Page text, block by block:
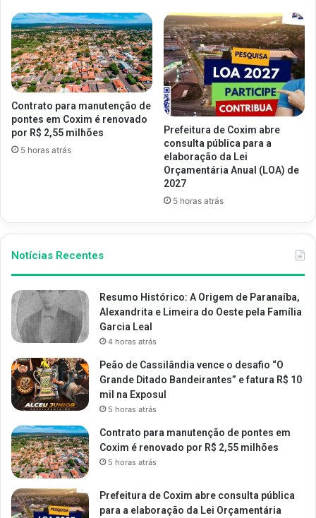
Contrato para manutenção de
pontes em Coxim é renovado
por R$ 2,55 milhões
5 horas atrás
Prefeitura de Coxim abre
consulta pública para a
elaboração da Lei
Orçamentária Anual (LOA) de
2027
5 horas atrás
Notícias Recentes
Resumo Histórico: A Origem de Paranaíba,
Alexandrita e Limeira do Oeste pela Família
Garcia Leal
4 horas atrás
Peão de Cassilândia vence o desafio “O
Grande Ditado Bandeirantes” e fatura R$ 10
mil na Exposul
5 horas atrás
Contrato para manutenção de pontes em
Coxim é renovado por R$ 2,55 milhões
5 horas atrás
Prefeitura de Coxim abre consulta pública
para a elaboração da Lei Orçamentária